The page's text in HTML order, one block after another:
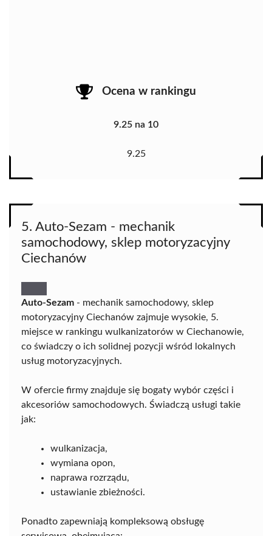
Ocena w rankingu
9.25 na 10
9.25
5. Auto-Sezam - mechanik
samochodowy, sklep motoryzacyjny
Ciechanów
Auto-Sezam - mechanik samochodowy, sklep
motoryzacyjny Ciechanów zajmuje wysokie, 5.
miejsce w rankingu wulkanizatorów w Ciechanowie,
co świadczy o ich solidnej pozycji wśród lokalnych
usług motoryzacyjnych.
W ofercie firmy znajduje się bogaty wybór części i
akcesoriów samochodowych. Świadczą usługi takie
jak:
wulkanizacja,
wymiana opon,
naprawa rozrządu,
ustawianie zbieżności.
Ponadto zapewniają kompleksową obsługę